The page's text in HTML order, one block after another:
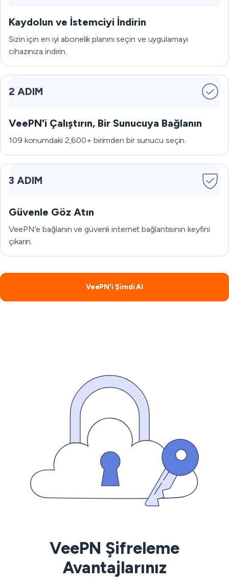
Kaydolun ve İstemciyi İndirin
Sizin için en iyi abonelik planını seçin ve uygulamayı
cihazınıza indirin.
2 ADIM
VeePN'i Çalıştırın, Bir Sunucuya Bağlanın
109 konumdaki 2,600+ birimden bir sunucu seçin.
3 ADIM
Güvenle Göz Atın
VeePN'e bağlanın ve güvenli internet bağlantısının keyfini
çıkarın.
VeePN'i Şimdi Al
VeePN Şifreleme
Avantajlarınız